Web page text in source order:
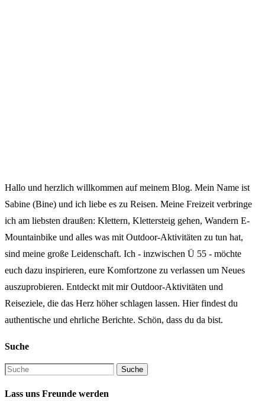
Hallo und herzlich willkommen auf meinem Blog. Mein Name ist
Sabine (Bine) und ich liebe es zu Reisen. Meine Freizeit verbringe
ich am liebsten draußen: Klettern, Klettersteig gehen, Wandern E-
Mountainbike und alles was mit Outdoor-Aktivitäten zu tun hat,
sind meine große Leidenschaft. Ich - inzwischen Ü 55 - möchte
euch dazu inspirieren, eure Komfortzone zu verlassen um Neues
auszuprobieren. Entdeckt mit mir Outdoor-Aktivitäten und
Reiseziele, die das Herz höher schlagen lassen. Hier findest du
authentische und ehrliche Berichte. Schön, dass du da bist.
Suche
Lass uns Freunde werden